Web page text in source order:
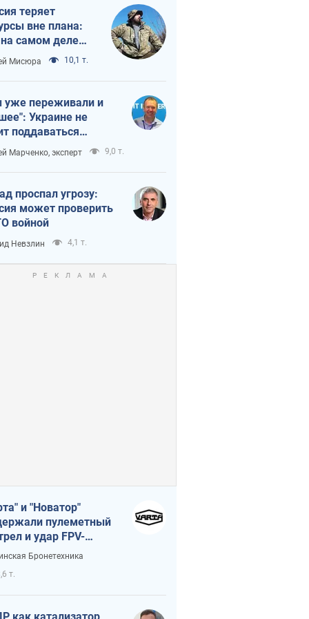
теряет
вне плана:
на самом деле
темп войны
Мисюра 10,1 т.
переживали и
Украине не
поддаваться
из-за
террора
Марченко, эксперт 9,0 т.
проспал угрозу:
может проверить
войной
Невзлин 4,1 т.
и "Новатор"
пулеметный
и удар FPV-
сохранив жизнь
Бронетехника
т.